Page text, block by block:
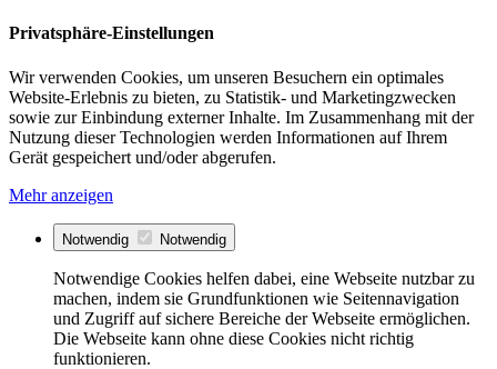
Privatsphäre-Einstellungen
Wir verwenden Cookies, um unseren Besuchern ein optimales
Website-Erlebnis zu bieten, zu Statistik- und Marketingzwecken
sowie zur Einbindung externer Inhalte. Im Zusammenhang mit der
Nutzung dieser Technologien werden Informationen auf Ihrem
Gerät gespeichert und/oder abgerufen.
Mehr anzeigen
Notwendig Notwendig
Notwendige Cookies helfen dabei, eine Webseite nutzbar zu
machen, indem sie Grundfunktionen wie Seitennavigation
und Zugriff auf sichere Bereiche der Webseite ermöglichen.
Die Webseite kann ohne diese Cookies nicht richtig
funktionieren.